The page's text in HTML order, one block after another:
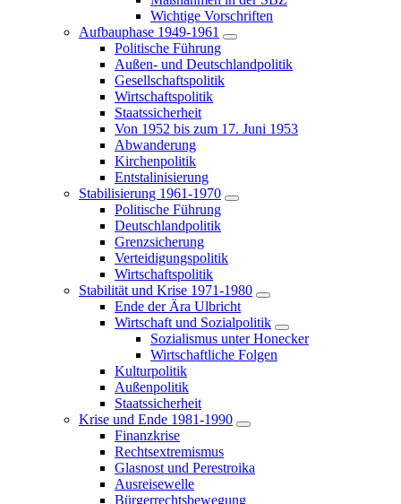
Wichtige Vorschriften
Aufbauphase 1949-1961
Politische Führung
Außen- und Deutschlandpolitik
Gesellschaftspolitik
Wirtschaftspolitik
Staatssicherheit
Von 1952 bis zum 17. Juni 1953
Abwanderung
Kirchenpolitik
Entstalinisierung
Stabilisierung 1961-1970
Politische Führung
Deutschlandpolitik
Grenzsicherung
Verteidigungspolitik
Wirtschaftspolitik
Stabilität und Krise 1971-1980
Ende der Ära Ulbricht
Wirtschaft und Sozialpolitik
Sozialismus unter Honecker
Wirtschaftliche Folgen
Kulturpolitik
Außenpolitik
Staatssicherheit
Krise und Ende 1981-1990
Finanzkrise
Rechtsextremismus
Glasnost und Perestroika
Ausreisewelle
Bürgerrechtsbewegung